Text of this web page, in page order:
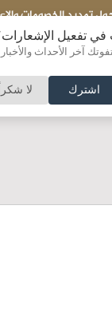
في تفعيل
آخر الأحداث والأخبار
اشترك لا شكراً
تركيا
رئيس التحرير